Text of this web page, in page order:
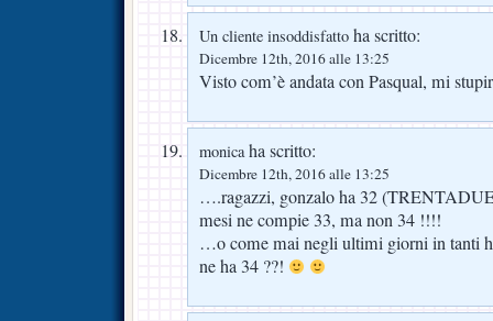
Un cliente insoddisfatto ha scritto:
Dicembre 12th, 2016 alle 13:25
Visto com’è andata con Pasqual, mi
monicaha scritto:
Dicembre 12th, 2016 alle 13:25
….ragazzi, gonzalo ha 32
mesi ne compie 33, ma non 34 !!!!
…o come mai negli ultimi giorni in tanti
ne ha 34 ??!